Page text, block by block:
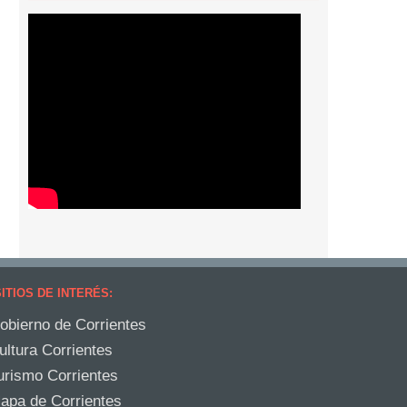
DE INTERÉS:
de Corrientes
Corrientes
Corrientes
de Corrientes